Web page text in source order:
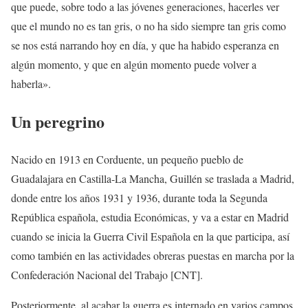
que puede, sobre todo a las jóvenes generaciones, hacerles ver
que el mundo no es tan gris, o no ha sido siempre tan gris como
se nos está narrando hoy en día, y que ha habido esperanza en
algún momento, y que en algún momento puede volver a
haberla».
Un peregrino
Nacido en 1913 en Corduente, un pequeño pueblo de
Guadalajara en Castilla-La Mancha, Guillén se traslada a Madrid,
donde entre los años 1931 y 1936, durante toda la Segunda
República española, estudia Económicas, y va a estar en Madrid
cuando se inicia la Guerra Civil Española en la que participa, así
como también en las actividades obreras puestas en marcha por la
Confederación Nacional del Trabajo [CNT].
Posteriormente, al acabar la guerra es internado en varios campos